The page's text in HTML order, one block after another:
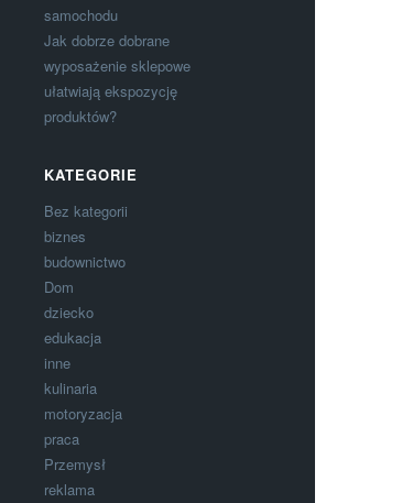
samochodu
Jak dobrze dobrane
wyposażenie sklepowe
ułatwiają ekspozycję
produktów?
KATEGORIE
Bez kategorii
biznes
budownictwo
Dom
dziecko
edukacja
inne
kulinaria
motoryzacja
praca
Przemysł
reklama